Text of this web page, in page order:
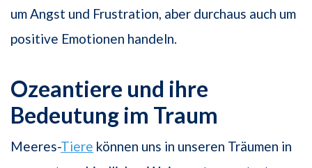
um Angst und Frustration, aber durchaus auch um
positive Emotionen handeln.
Ozeantiere und ihre
Bedeutung im Traum
Meeres-Tiere können uns in unseren Träumen in